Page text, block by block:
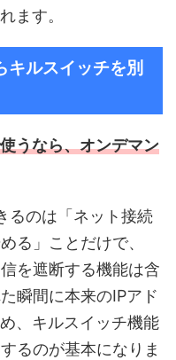
ます。
キルスイッチを別
うなら、オンデマン
るのは「ネット接続
る」ことだけで、
を遮断する機能は含
瞬間に本来のIPアド
、キルスイッチ機能
るのが基本になりま